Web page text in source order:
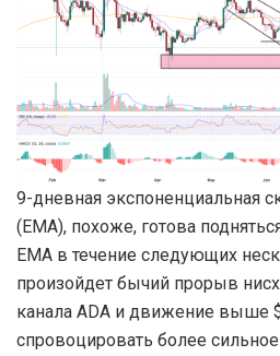
9-дневная экспоненциальная
(EMA), похоже, готова
EMA в течение следующих
произойдет бычий прорыв
канала ADA и движение выше
спровоцировать более